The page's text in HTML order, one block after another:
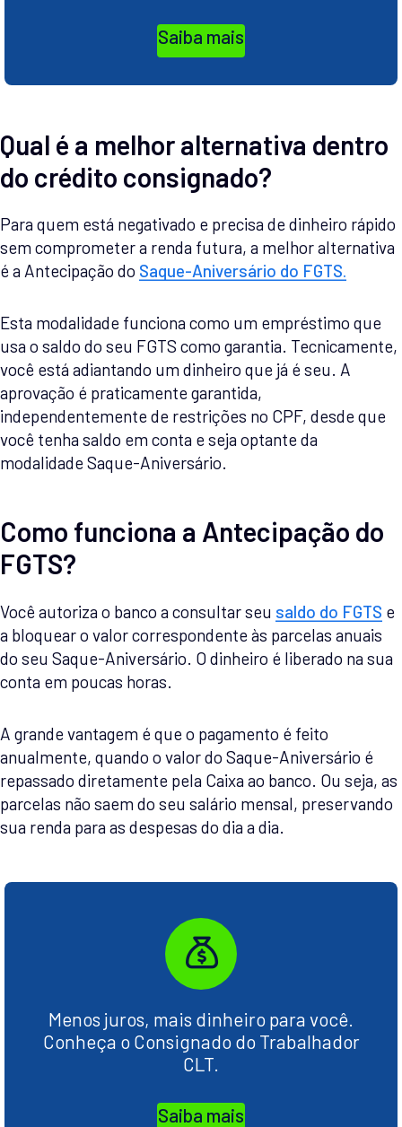
Saiba mais
Qual é a melhor alternativa dentro
do crédito consignado?
Para quem está negativado e precisa de dinheiro rápido
sem comprometer a renda futura, a melhor alternativa
é a Antecipação do Saque-Aniversário do FGTS.
Esta modalidade funciona como um empréstimo que
usa o saldo do seu FGTS como garantia. Tecnicamente,
você está adiantando um dinheiro que já é seu. A
aprovação é praticamente garantida,
independentemente de restrições no CPF, desde que
você tenha saldo em conta e seja optante da
modalidade Saque-Aniversário.
Como funciona a Antecipação do
FGTS?
Você autoriza o banco a consultar seu saldo do FGTS e
a bloquear o valor correspondente às parcelas anuais
do seu Saque-Aniversário. O dinheiro é liberado na sua
conta em poucas horas.
A grande vantagem é que o pagamento é feito
anualmente, quando o valor do Saque-Aniversário é
repassado diretamente pela Caixa ao banco. Ou seja, as
parcelas não saem do seu salário mensal, preservando
sua renda para as despesas do dia a dia.
Menos juros, mais dinheiro para você.
Conheça o Consignado do Trabalhador
CLT.
Saiba mais